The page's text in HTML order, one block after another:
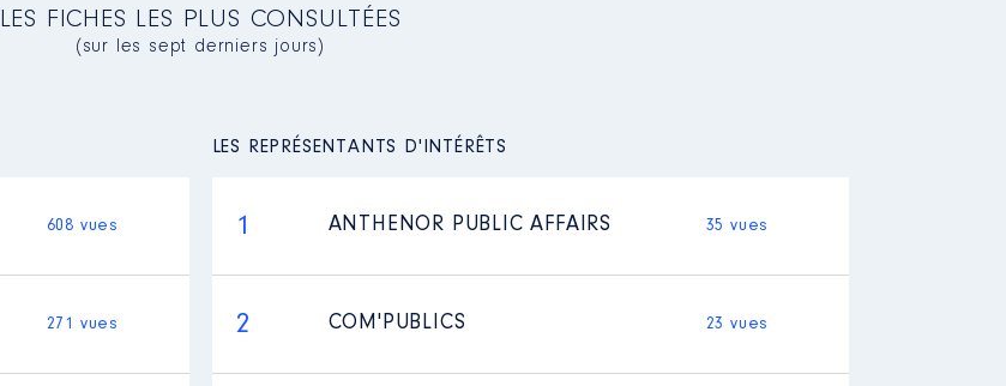
LES FICHES LES PLUS CONSULTÉES
(sur les sept derniers jours)
608 vues
271 vues
LES REPRÉSENTANTS D'INTÉRÊTS
1 ANTHENOR PUBLIC AFFAIRS 35 vues
2 COM'PUBLICS 23 vues